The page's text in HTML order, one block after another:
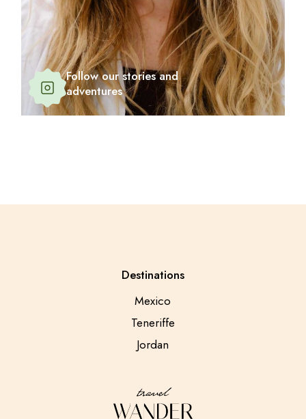
Follow our stories and
adventures
Destinations
Mexico
Teneriffe
Jordan